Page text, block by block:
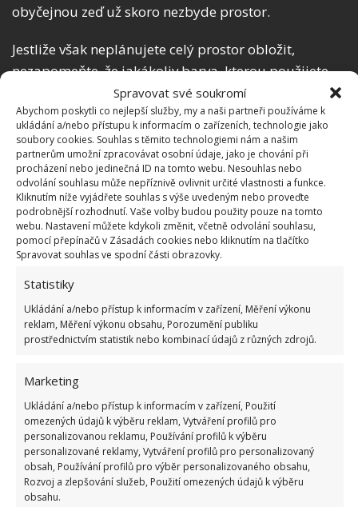
Spravovat své soukromí
Abychom poskytli co nejlepší služby, my a naši partneři používáme k
ukládání a/nebo přístupu k informacím o zařízeních, technologie jako
soubory cookies. Souhlas s těmito technologiemi nám a našim
partnerům umožní zpracovávat osobní údaje, jako je chování při
procházení nebo jedinečná ID na tomto webu. Nesouhlas nebo
odvolání souhlasu může nepříznivě ovlivnit určité vlastnosti a funkce.
Kliknutím níže vyjádřete souhlas s výše uvedeným nebo proveďte
podrobnější rozhodnutí. Vaše volby budou použity pouze na tomto
webu. Nastavení můžete kdykoli změnit, včetně odvolání souhlasu,
pomocí přepínačů v Zásadách cookies nebo kliknutím na tlačítko
Spravovat souhlas ve spodní části obrazovky.
Statistiky
Ukládání a/nebo přístup k informacím v zařízení, Měření výkonu
reklam, Měření výkonu obsahu, Porozumění publiku
prostřednictvím statistik nebo kombinací údajů z různých zdrojů.
Marketing
Ukládání a/nebo přístup k informacím v zařízení, Použití
omezených údajů k výběru reklam, Vytváření profilů pro
personalizovanou reklamu, Používání profilů k výběru
personalizované reklamy, Vytváření profilů pro personalizovaný
obsah, Používání profilů pro výběr personalizovaného obsahu,
Rozvoj a zlepšování služeb, Použití omezených údajů k výběru
obsahu.
obyčejnou zeď už skoro nezbyde prostor.
Jestliže však neplánujete celý prostor obložit,
nezapomeňte, že jakákoliv barva, kterou použijete,
musí být voděodolná a ideálně doporučená do
koupelny. Bez ohledu na to, jak se vám daří větrat,
sev koupelně drží vlhkoa určitě byste nechtěli,
kdyby vám při dalším malování celý nátěr spadl do
vany.
Zkuste neutrální stěny a barevné
doplňky
Kdyby vás čtení tohoto článku odradilo od použití
vaší oblíbené barvy, nabízí se jednoduché řešení.
Stěny a velké plochy jako vanu, skříňku na umyvadlo
a sprchový závěs volte v neutrálních barvách jako je
mimochodem barva roku 2022, který se do koupelny
extrémně hodí).Decentní barvyjsou vhodné do
aktuálního trendukoupelen ve venkovském stylu
Další barvy pak dodejte pomocí doplňků a dekorací.
Ručníky, koupelnová předložka, nádoby na mýdlo…